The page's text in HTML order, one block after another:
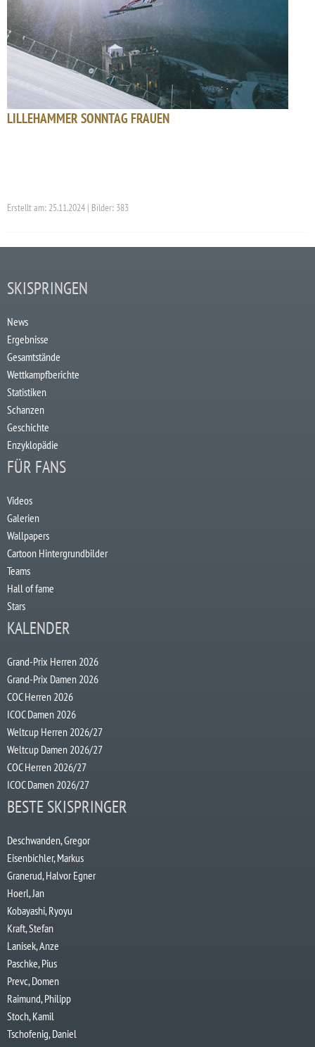
LILLEHAMMER SONNTAG FRAUEN
Erstellt am: 25.11.2024 | Bilder: 383
SKISPRINGEN
News
Ergebnisse
Gesamtstände
Wettkampfberichte
Statistiken
Schanzen
Geschichte
Enzyklopädie
FÜR FANS
Videos
Galerien
Wallpapers
Cartoon Hintergrundbilder
Teams
Hall of fame
Stars
KALENDER
Grand-Prix Herren 2026
Grand-Prix Damen 2026
COC Herren 2026
ICOC Damen 2026
Weltcup Herren 2026/27
Weltcup Damen 2026/27
COC Herren 2026/27
ICOC Damen 2026/27
BESTE SKISPRINGER
Deschwanden, Gregor
Eisenbichler, Markus
Granerud, Halvor Egner
Hoerl, Jan
Kobayashi, Ryoyu
Kraft, Stefan
Lanisek, Anze
Paschke, Pius
Prevc, Domen
Raimund, Philipp
Stoch, Kamil
Tschofenig, Daniel